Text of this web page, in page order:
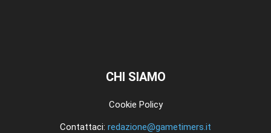
CHI SIAMO
Cookie Policy
Contattaci: redazione@gametimers.it